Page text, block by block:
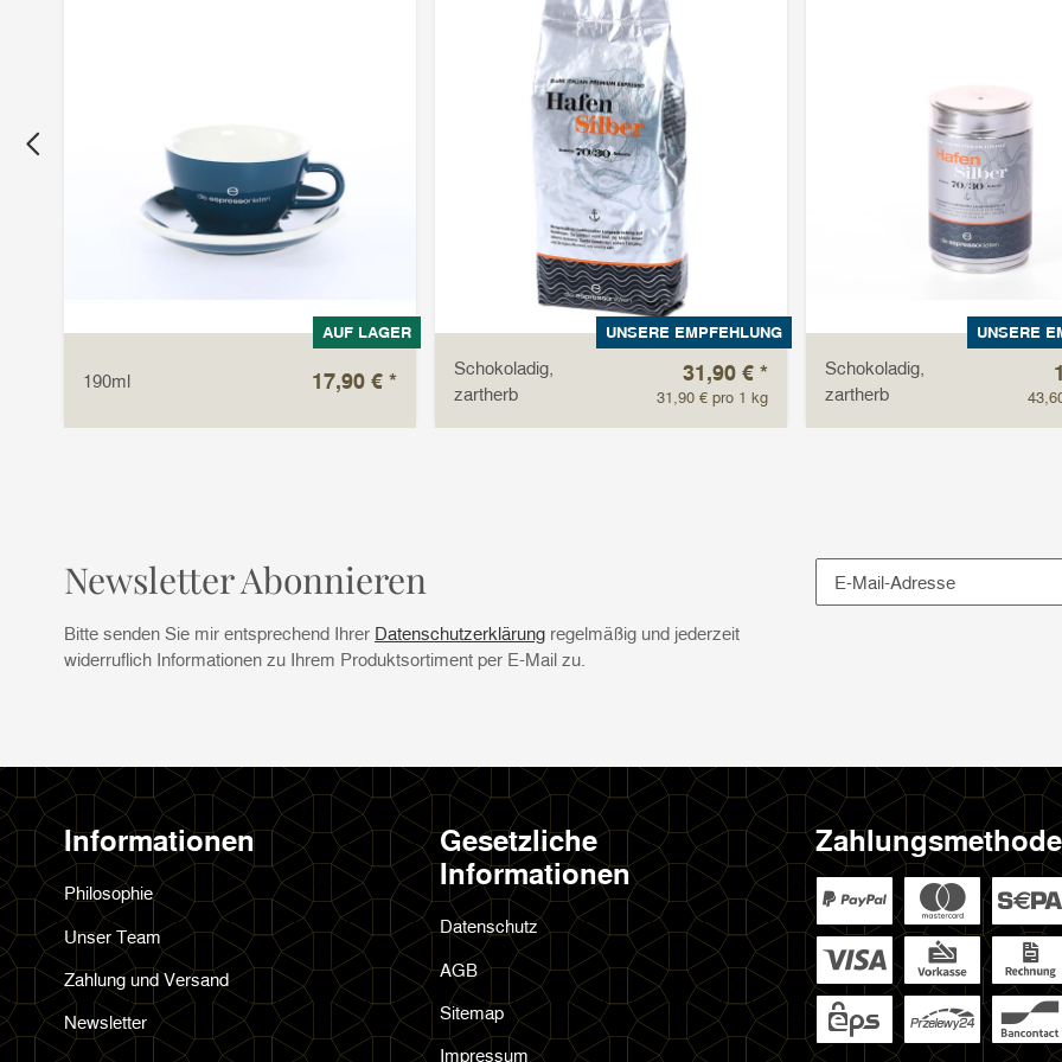
AUF LAGER
190ml 17,90 € *
UNSERE EMPFEHLUNG
Schokoladig,
zartherb
31,90 € *
31,90 € pro 1 kg
UNSERE
Schokoladig,
zartherb
Newsletter Abonnieren
Bitte senden Sie mir entsprechend Ihrer Datenschutzerklärung regelmäßig und jederzeit
widerruflich Informationen zu Ihrem Produktsortiment per E-Mail zu.
Informationen
Philosophie
Unser Team
Zahlung und Versand
Newsletter
Gesetzliche
Informationen
Datenschutz
AGB
Sitemap
Impressum